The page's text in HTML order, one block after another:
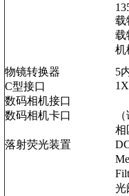
载
载
机
物镜转换器
5
C型接口
1X
数码相机接口
数码相机卡口
（
相
落射荧光装置
光